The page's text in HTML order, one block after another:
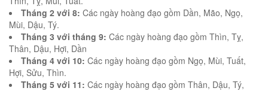
Tháng 2 với 8: Các ngày hoàng đạo gồm Dần, Mão, Ngọ,
Mùi, Dậu, Tý.
Tháng 3 với tháng 9: Các ngày hoàng đạo gồm Thìn, Tỵ,
Thân, Dậu, Hợi, Dần
Tháng 4 với 10: Các ngày hoàng đạo gồm Ngọ, Mùi, Tuất,
Hợi, Sửu, Thìn.
Tháng 5 với 11: Các ngày hoàng đạo gồm Thân, Dậu, Tý,